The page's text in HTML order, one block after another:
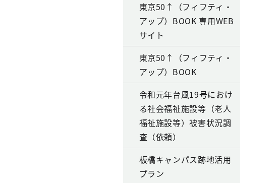
東京50↑（フィフティ・
アップ）BOOK 専用WEB
サイト
東京50↑（フィフティ・
アップ）BOOK
令和元年台風19号におけ
る社会福祉施設等（老人
福祉施設等）被害状況調
査（依頼）
板橋キャンパス跡地活用
プラン